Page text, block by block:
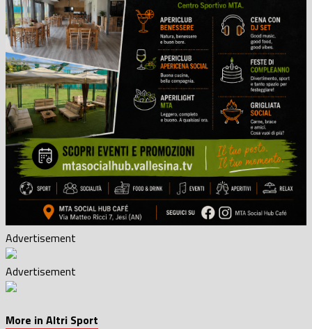
Advertisement
Advertisement
More in Altri Sport